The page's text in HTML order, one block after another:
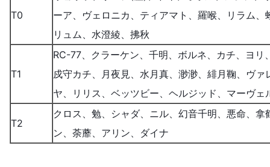
T0
ーア、ヴェロニカ、ティアマト、羅喉、リラム、
リュム、水澄綾、拂秋
T1
RC-77、クラーケン、千明、ボルネ、カチ、ヨリ
戍守カチ、月夜見、水月真、渺渺、緋月鞠、ヴァ
ヤ、リリス、ベッツビー、ヘルジッド、マーヴェ
T2
クロス、勉、シャダ、ニル、幻音千明、悪命、拿
ン、荼蘼、アリン、ダイナ